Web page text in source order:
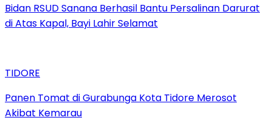
Bidan RSUD Sanana Berhasil Bantu Persalinan Darurat
di Atas Kapal, Bayi Lahir Selamat
TIDORE
Panen Tomat di Gurabunga Kota Tidore Merosot
Akibat Kemarau